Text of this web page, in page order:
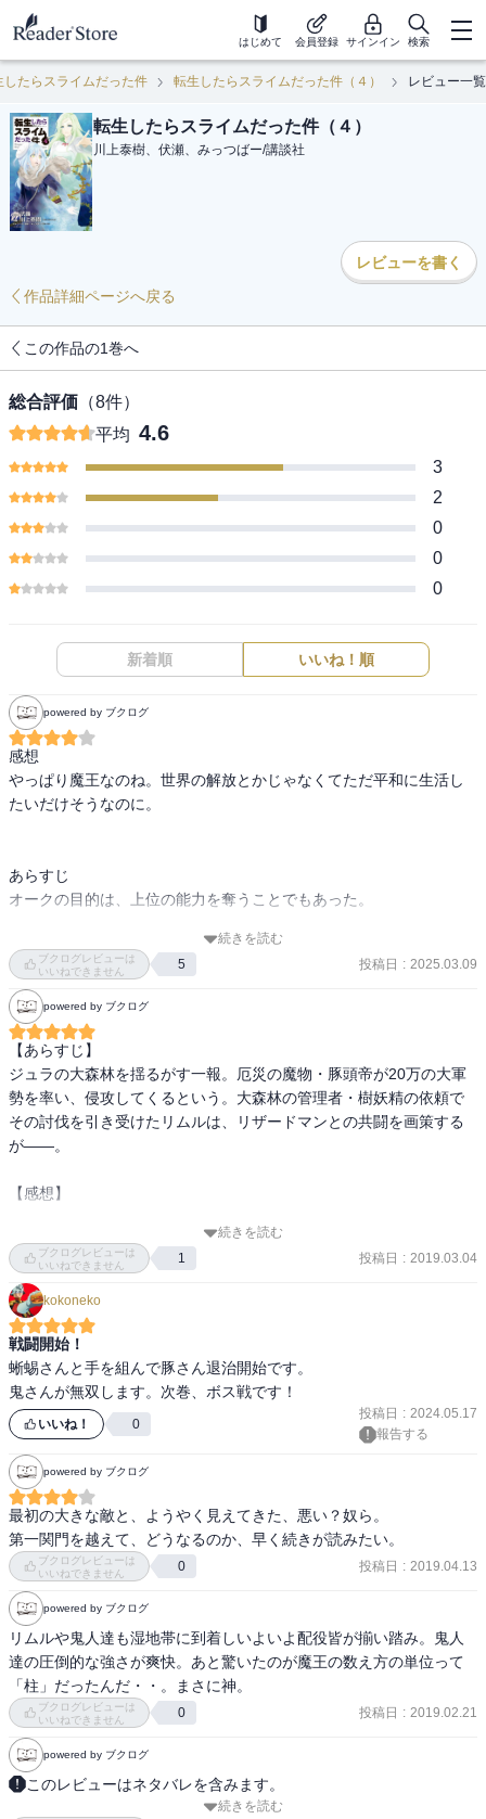
はじめて 会員登録 サインイン 検索
したらスライムだった件 転生したらスライムだった件（４） レビュー一覧
転生したらスライムだった件（４）
川上泰樹、伏瀬、みっつばー/講談社
レビューを書く
作品詳細ページへ戻る
この作品の1巻へ
総合評価 （8件）
平均 4.6
3
2
0
0
0
新着順 いいね！順
powered by ブクログ
感想
やっぱり魔王なのね。世界の解放とかじゃなくてただ平和に生活し
たいだけそうなのに。
あらすじ
オークの目的は、上位の能力を奪うことでもあった。
リムルたちはリザードマンの首領と同盟の話をつけるが、首領の息
子のガビルが、功を焦り、オークとの開戦に踏み切る。
オークロードの裏で糸を引いていたのはゲルシュミット、さらにそ
の裏ではクレイマンという魔王の手先が糸を引いていた。
続きを読む
ブクログレビューは
いいねできません
5 投稿日 : 2025.03.09
powered by ブクログ
【あらすじ】
ジュラの大森林を揺るがす一報。厄災の魔物・豚頭帝が20万の大軍
勢を率い、侵攻してくるという。大森林の管理者・樹妖精の依頼で
その討伐を引き受けたリムルは、リザードマンとの共闘を画策する
が――。
【感想】
続きを読む
ブクログレビューは
いいねできません
1 投稿日 : 2019.03.04
kokoneko
戦闘開始！
蜥蜴さんと手を組んで豚さん退治開始です。
鬼さんが無双します。次巻、ボス戦です！
いいね！ 0
投稿日 : 2024.05.17
報告する
powered by ブクログ
最初の大きな敵と、ようやく見えてきた、悪い？奴ら。
第一関門を越えて、どうなるのか、早く続きが読みたい。
ブクログレビューは
いいねできません
0 投稿日 : 2019.04.13
powered by ブクログ
リムルや鬼人達も湿地帯に到着しいよいよ配役皆が揃い踏み。鬼人
達の圧倒的な強さが爽快。あと驚いたのが魔王の数え方の単位って
「柱」だったんだ・・。まさに神。
ブクログレビューは
いいねできません
0 投稿日 : 2019.02.21
powered by ブクログ
このレビューはネタバレを含みます。
ジュラの大森林を揺るがす一報。厄災の魔物・豚頭帝が20万の大軍
続きを読む